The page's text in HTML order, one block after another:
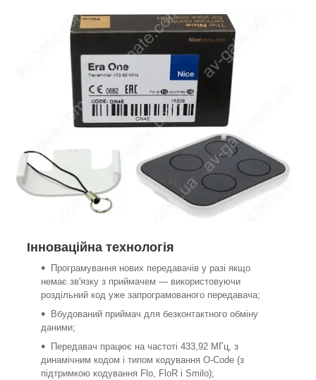
Інноваційна технологія
Програмування нових передавачів у разі якщо
немає зв'язку з приймачем — використовуючи
роздільний код уже запрограмованого передавача;
Вбудований приймач для безконтактного обміну
даними;
Передавач працює на частоті 433,92 МГц, з
динамічним кодом і типом кодування O-Code (з
підтримкою кодування Flo, FloR і Smilo);